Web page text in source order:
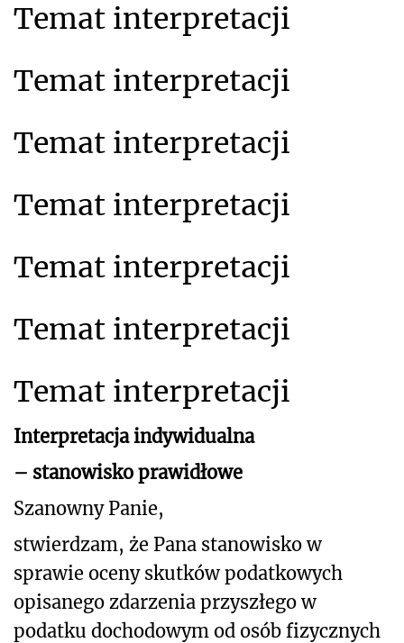
Temat interpretacji
Temat interpretacji
Temat interpretacji
Temat interpretacji
Temat interpretacji
Temat interpretacji
Temat interpretacji
Interpretacja indywidualna
– stanowisko prawidłowe
Szanowny Panie,
stwierdzam, że Pana stanowisko w
sprawie oceny skutków podatkowych
opisanego zdarzenia przyszłego w
podatku dochodowym od osób fizycznych